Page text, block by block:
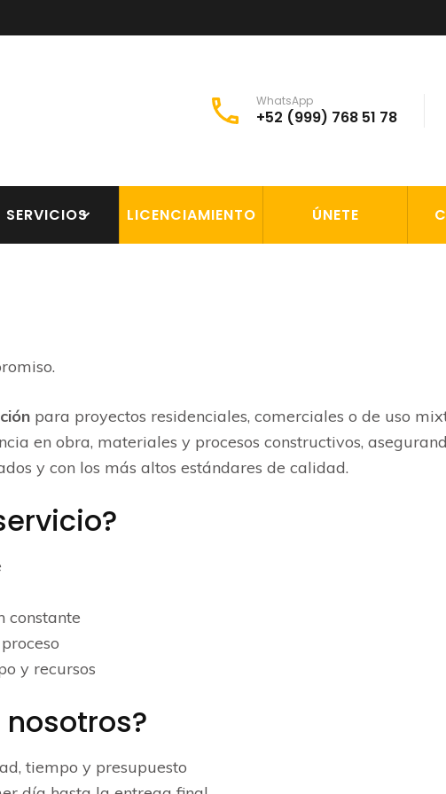
WhatsApp
+52 (999) 768 51 78
SERVICIOS LICENCIAMIENTO ÚNETE
para proyectos residenciales, comerciales o de uso
en obra, materiales y procesos constructivos,
y con los más altos estándares de calidad.
constante
y recursos
tiempo y presupuesto